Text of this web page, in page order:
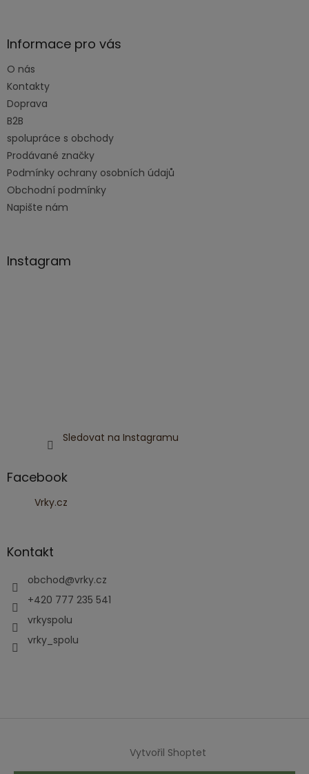
aInformace pro vás
O nás
Kontakty
Doprava
B2B
spolupráce s obchody
Prodávané značky
Podmínky ochrany osobních údajů
Obchodní podmínky
Napište nám
Instagram
Sledovat na Instagramu
Facebook
Vrky.cz
Kontakt
obchod@vrky.cz
+420 777 235 541
vrkyspolu
vrky_spolu
Vytvořil Shoptet